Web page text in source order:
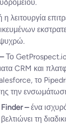
η λειτουργία
Το
CRM και
το
την
–ένα
τη